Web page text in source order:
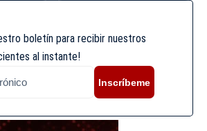
boletín para recibir nuestros
al instante!
Inscríbeme